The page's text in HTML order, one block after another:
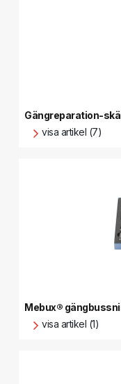
Gängreparation-
visa artikel (7)
Mebux®
visa artikel (1)